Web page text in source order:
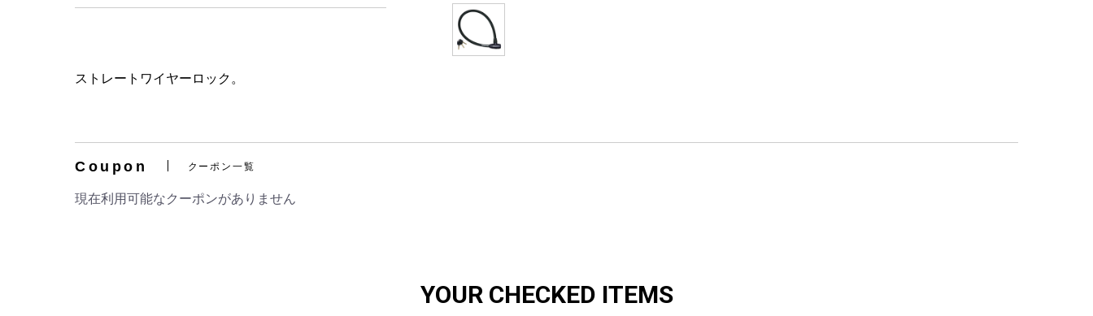
ストレートワイヤーロック。
Coupon クーポン一覧
現在利用可能なクーポンがありません
YOUR CHECKED ITEMS